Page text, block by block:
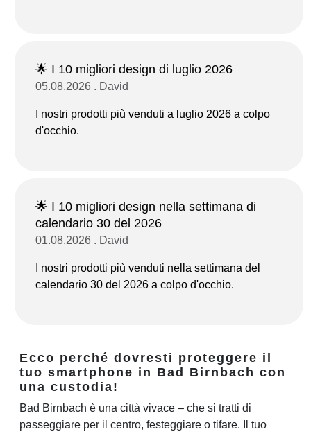
🌟 I 10 migliori design di luglio 2026
05.08.2026 . David
I nostri prodotti più venduti a luglio 2026 a colpo
d'occhio.
🌟 I 10 migliori design nella settimana di
calendario 30 del 2026
01.08.2026 . David
I nostri prodotti più venduti nella settimana del
calendario 30 del 2026 a colpo d'occhio.
Ecco perché dovresti proteggere il
tuo smartphone in Bad Birnbach con
una custodia!
Bad Birnbach è una città vivace – che si tratti di
passeggiare per il centro, festeggiare o tifare. Il tuo